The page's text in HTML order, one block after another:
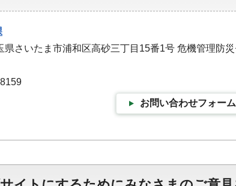
県さいたま市浦和区高砂三丁目15番1号 危機管理防
お問い合わせフォーム